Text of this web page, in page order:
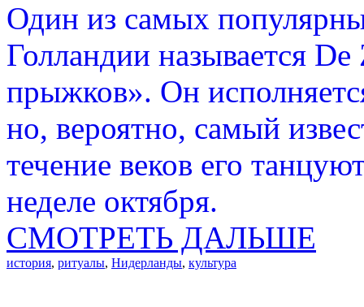
Один из самых
Голландии называется
прыжков». Он
но, вероятно, самый
течение веков его
неделе октября.
СМОТРЕТЬ ДАЛЬШЕ
история, ритуалы, Нидерланды, культура